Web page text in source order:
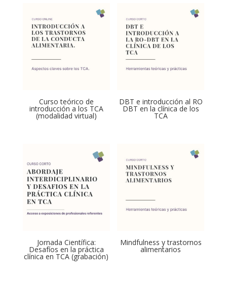
Curso teórico de
introducción a los TCA
(modalidad virtual)
DBT e introducción al RO
DBT en la clínica de los
TCA
Jornada Científica:
Desafíos en la práctica
clínica en TCA (grabación)
Mindfulness y trastornos
alimentarios